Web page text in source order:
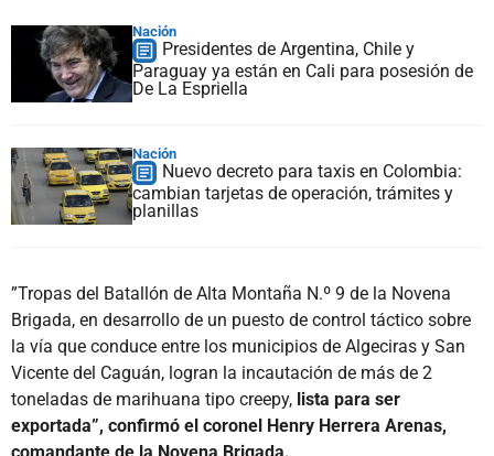
Nación
Presidentes de Argentina, Chile y
Paraguay ya están en Cali para posesión de
De La Espriella
Nación
Nuevo decreto para taxis en Colombia:
cambian tarjetas de operación, trámites y
planillas
”Tropas del Batallón de Alta Montaña N.º 9 de la Novena
Brigada, en desarrollo de un puesto de control táctico sobre
la vía que conduce entre los municipios de Algeciras y San
Vicente del Caguán, logran la incautación de más de 2
toneladas de marihuana tipo creepy, lista para ser
exportada”, confirmó el coronel Henry Herrera Arenas,
comandante de la Novena Brigada.